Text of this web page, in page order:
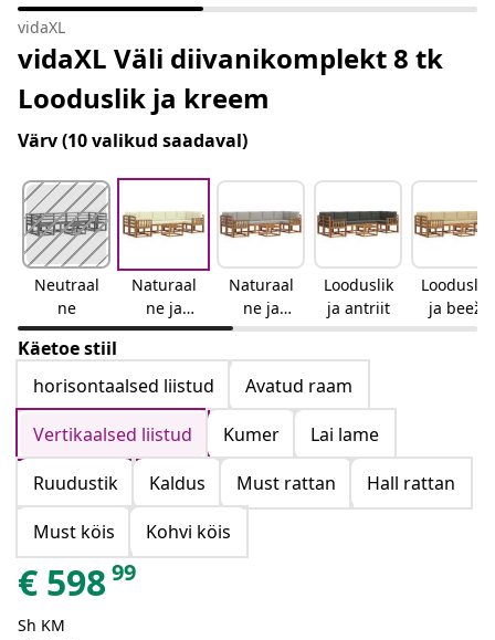
vidaXL
vidaXL Väli diivanikomplekt 8 tk
Looduslik ja kreem
Värv(10 valikud saadaval)
Neutraal
ne
Naturaal
ne ja
kreemjas
Naturaal
ne ja
helehall
Looduslik
ja antriit
Looduslik
ja beež
Käetoe stiil
horisontaalsed liistud
Avatud raam
Vertikaalsed liistud
Kumer
Lai lame
Ruudustik
Kaldus Must rattan
Hall rattan
Must köis
Kohvi köis
€ 59899
Sh KM